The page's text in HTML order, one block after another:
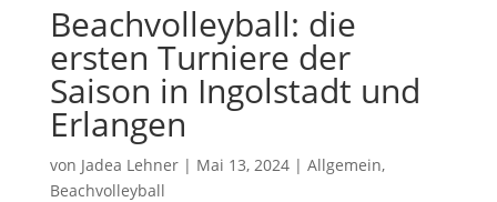
Beachvolleyball: die
ersten Turniere der
Saison in Ingolstadt und
Erlangen
von Jadea Lehner| Mai 13, 2024| Allgemein,
Beachvolleyball